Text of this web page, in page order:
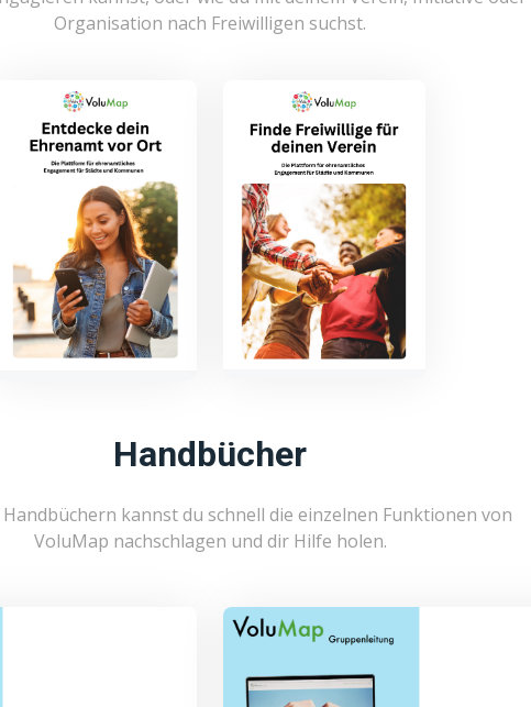
Organisation nach Freiwilligen suchst.
Handbücher
kannst du schnell die einzelnen Funktionen von
VoluMap nachschlagen und dir Hilfe holen.